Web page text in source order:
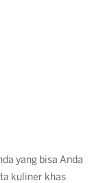
yang bisa Anda
kuliner khas